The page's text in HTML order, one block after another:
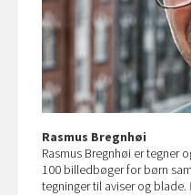
Rasmus Bregnhøi
Rasmus Bregnhøi er tegner
100 billedbøger for børn
tegninger til aviser og blade.